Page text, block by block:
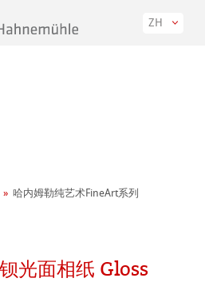
ZH
哈内姆勒纯艺术FineArt系列
光面相纸 Gloss